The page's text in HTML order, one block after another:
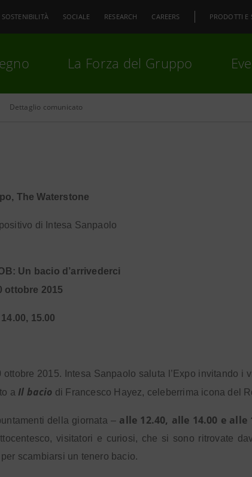
SOSTENIBILITÀ SOCIALE RESEARCH CAREERS PRODOTTI E
La Forza del Gruppo
Dettaglio comunicato
The Waterstone
di Intesa Sanpaolo
Un bacio d’arrivederci
ottobre 2015
15.00
ottobre 2015. Intesa Sanpaolo saluta l’Expo invitando
a Il bacio di Francesco Hayez, celeberrima icona del
della giornata – alle 12.40, alle 14.00 e alle
visitatori e curiosi, che si sono ritrovate
scambiarsi un tenero bacio.